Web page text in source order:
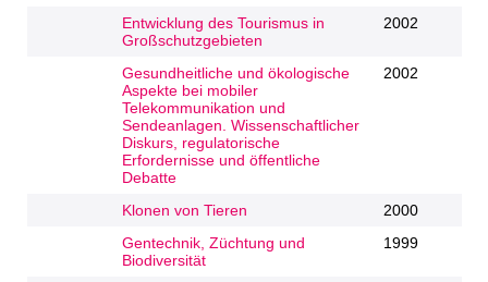
Entwicklung des Tourismus in
Großschutzgebieten
2002
Gesundheitliche und ökologische
Aspekte bei mobiler
Telekommunikation und
Sendeanlagen. Wissenschaftlicher
Diskurs, regulatorische
Erfordernisse und öffentliche
Debatte
2002
Klonen von Tieren
2000
Gentechnik, Züchtung und
Biodiversität
1999